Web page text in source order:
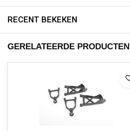
RECENT BEKEKEN
GERELATEERDE PRODUCTEN